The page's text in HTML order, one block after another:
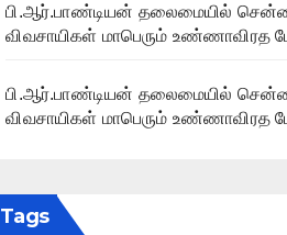
பி.ஆர்.பாண்டியன் தலைமையில்
விவசாயிகள் மாபெரும் உண்ணாவிரத
பி.ஆர்.பாண்டியன் தலைமையில்
விவசாயிகள் மாபெரும் உண்ணாவிரத
Tags